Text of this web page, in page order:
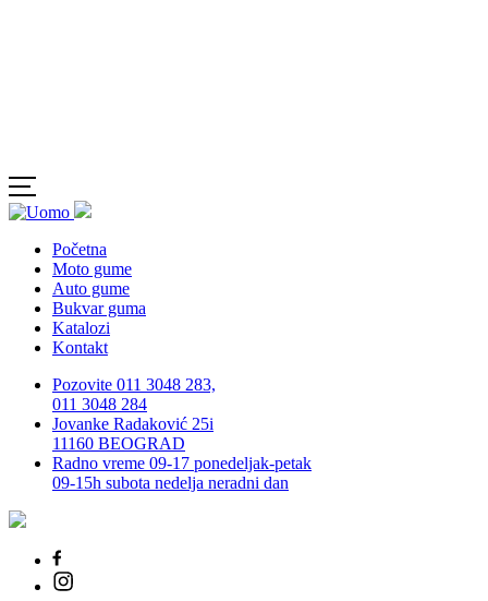
Početna
Moto gume
Auto gume
Bukvar guma
Katalozi
Kontakt
Pozovite 011 3048 283,
011 3048 284
Jovanke Radaković 25i
11160 BEOGRAD
Radno vreme 09-17 ponedeljak-petak
09-15h subota nedelja neradni dan